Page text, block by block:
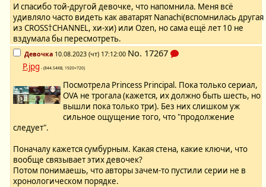
И спасибо той-другой девочке, что напомнила. Меня всё
удивляло часто видеть как аватарят Nanachi(вспомнилась другая
из CROSS†CHANNEL, хи-хи) или Ozen, но сама ещё лет 10 не
вздумала бы пересмотреть.
Девочка 10.08.2023 (чт) 17:12:00 No. 17267
P.jpg - (844.54KB, 1920×720)
Посмотрела Princess Principal. Пока только сериал,
OVA не трогала (кажется, их должно быть шесть, но
вышли пока только три). Без них слишком уж
сильное ощущение того, что "продолжение
следует".
Поначалу кажется сумбурным. Какая стена, какие ключи, что
вообще связывает этих девочек?
Потом понимаешь, что авторы зачем-то пустили серии не в
хронологическом порядке.